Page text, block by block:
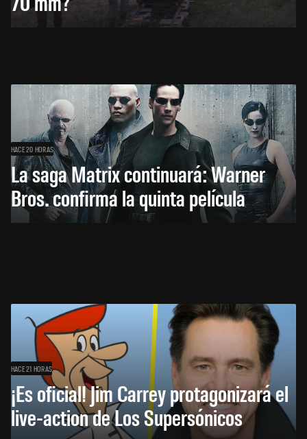
HACE 20 HORAS
La saga Matrix continuará: Warner
Bros. confirma la quinta película
HACE 21 HORAS
¡Es oficial! Jim Carrey protagonizará el
live-action de Los Supersónicos